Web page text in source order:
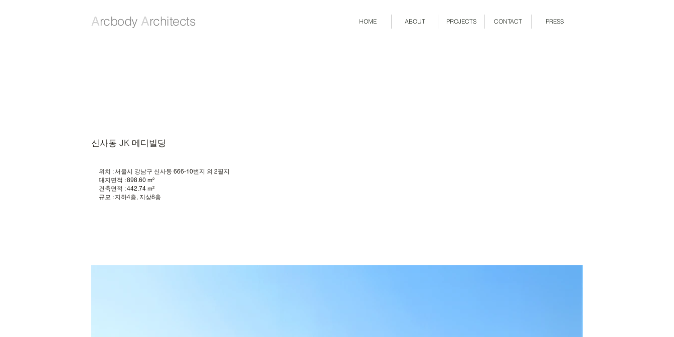
Arcbody Architects HOME ABOUT PROJECTS CONTACT PRESS
신사동 JK 메디빌딩
위치 : 서울시 강남구 신사동 666-10번지 외 2필지
대지면적 : 898.60 m²
건축면적 : 442.74 m²
규모 : 지하4층, 지상8층